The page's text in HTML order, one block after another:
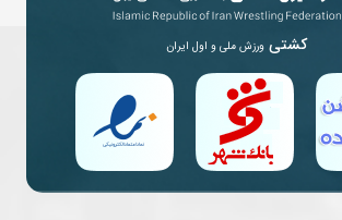
کشتی ورزش ملی و اول ایران